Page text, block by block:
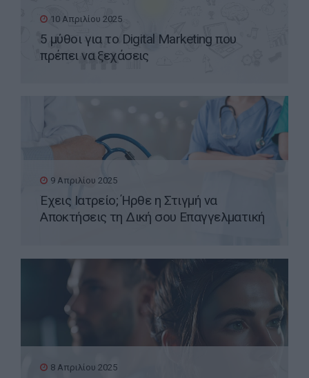
10 Απριλίου 2025
5 μύθοι για το Digital Marketing που
πρέπει να ξεχάσεις
9 Απριλίου 2025
Έχεις Ιατρείο; Ήρθε η Στιγμή να
Αποκτήσεις τη Δική σου Επαγγελματική
8 Απριλίου 2025